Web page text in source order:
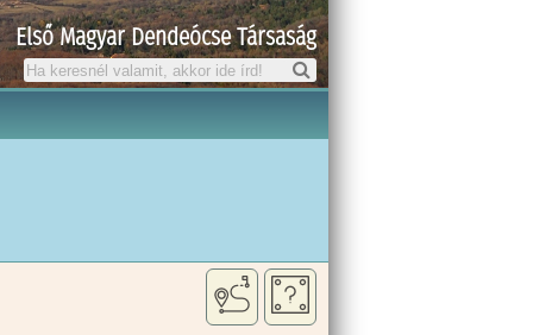
Első Magyar Dendeócse Társaság